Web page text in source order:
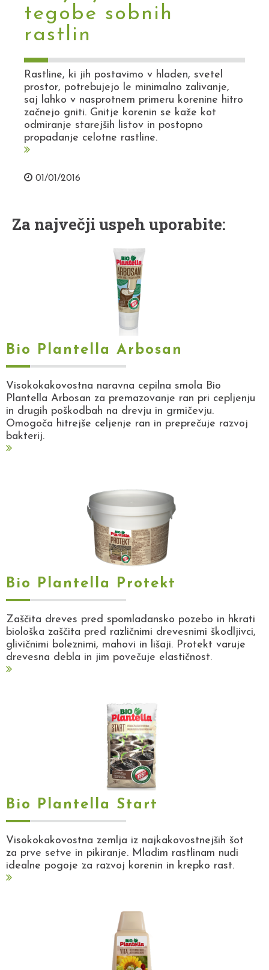
tegobe sobnih
rastlin
Rastline, ki jih postavimo v hladen, svetel
prostor, potrebujejo le minimalno zalivanje,
saj lahko v nasprotnem primeru korenine hitro
začnejo gniti. Gnitje korenin se kaže kot
odmiranje starejših listov in postopno
propadanje celotne rastline.
01/01/2016
Za največji uspeh uporabite:
Bio Plantella Arbosan
Visokokakovostna naravna cepilna smola Bio
Plantella Arbosan za premazovanje ran pri cepljenju
in drugih poškodbah na drevju in grmičevju.
Omogoča hitrejše celjenje ran in preprečuje razvoj
bakterij.
Bio Plantella Protekt
Zaščita dreves pred spomladansko pozebo in hkrati
biološka zaščita pred različnimi drevesnimi škodljivci,
glivičnimi boleznimi, mahovi in lišaji. Protekt varuje
drevesna debla in jim povečuje elastičnost.
Bio Plantella Start
Visokokakovostna zemlja iz najkakovostnejših šot
za prve setve in pikiranje. Mladim rastlinam nudi
idealne pogoje za razvoj korenin in krepko rast.